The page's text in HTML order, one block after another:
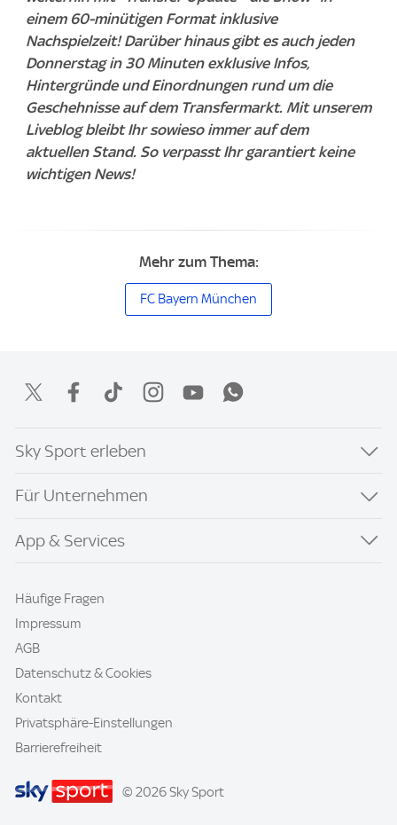
einem 60-minütigen Format inklusive
Nachspielzeit! Darüber hinaus gibt es auch jeden
Donnerstag in 30 Minuten exklusive Infos,
Hintergründe und Einordnungen rund um die
Geschehnisse auf dem Transfermarkt. Mit unserem
Liveblog bleibt Ihr sowieso immer auf dem
aktuellen Stand. So verpasst Ihr garantiert keine
wichtigen News!
Mehr zum Thema:
FC Bayern München
Sky Sport erleben
Für Unternehmen
App & Services
Häufige Fragen
Impressum
AGB
Datenschutz & Cookies
Kontakt
Privatsphäre-Einstellungen
Barrierefreiheit
© 2026 Sky Sport